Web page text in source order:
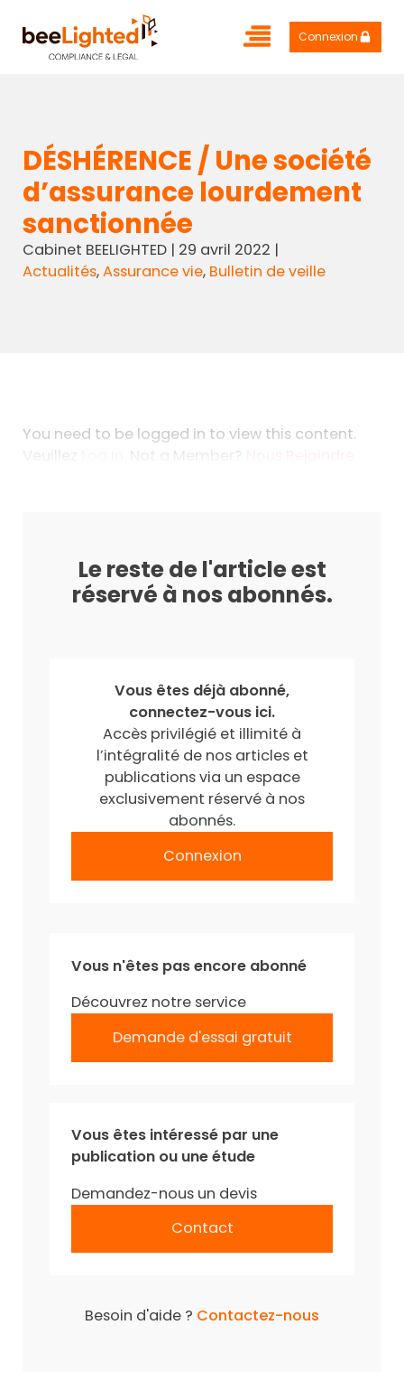
Connexion
DÉSHÉRENCE / Une société
d’assurance lourdement
sanctionnée
Cabinet BEELIGHTED| 29 avril 2022 |
Actualités,Assurance vie, Bulletin de veille
You need to be logged in to view this content.
Veuillez
. Not a Member?
Le reste de l'article est
réservé à nos abonnés.
Vous êtes déjà abonné,
connectez-vous ici.
Accès privilégié et illimité à
l’intégralité de nos articles et
publications via un espace
exclusivement réservé à nos
abonnés.
Connexion
Vous n'êtes pas encore abonné
Découvrez notre service
Demande d'essai gratuit
Vous êtes intéressé par une
publication ou une étude
Demandez-nous un devis
Contact
Besoin d'aide ? Contactez-nous